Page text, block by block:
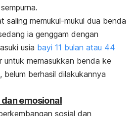
saling memukul-mukul dua benda
ia genggam dengan
usia bayi 11 bulan atau 44
untuk memasukkan benda ke
belum berhasil dilakukannya
emosional
sosial dan